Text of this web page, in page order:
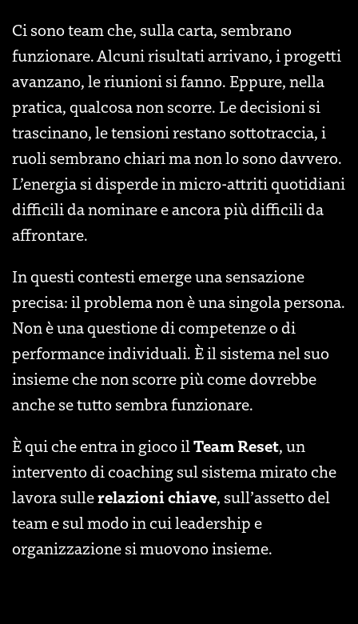
Ci sono team che, sulla carta, sembrano
funzionare. Alcuni risultati arrivano, i progetti
avanzano, le riunioni si fanno. Eppure, nella
pratica, qualcosa non scorre. Le decisioni si
trascinano, le tensioni restano sottotraccia, i
ruoli sembrano chiari ma non lo sono davvero.
L’energia si disperde in micro-attriti quotidiani
difficili da nominare e ancora più difficili da
affrontare.
In questi contesti emerge una sensazione
precisa: il problema non è una singola persona.
Non è una questione di competenze o di
performance individuali. È il sistema nel suo
insieme che non scorre più come dovrebbe
anche se tutto sembra funzionare.
È qui che entra in gioco il Team Reset, un
intervento di coaching sul sistema mirato che
lavora sullerelazioni chiave, sull’assetto del
team e sul modo in cui leadership e
organizzazione si muovono insieme.